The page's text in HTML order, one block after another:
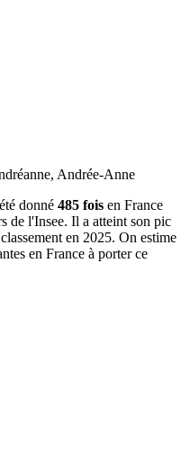
Andrée-Anne
donné 485 fois en France
de l'Insee. Il a atteint son pic
en 2025. On estime
en France à porter ce